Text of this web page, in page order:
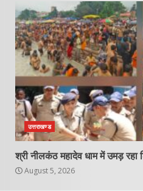
उत्तराखण्ड
श्री नीलकंठ महादेव धाम में उमड़ रहा
August 5, 2026